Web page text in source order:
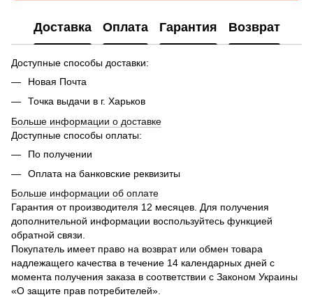
Доставка Оплата Гарантия Возврат
Доступные способы доставки:
Новая Почта
Точка выдачи в г. Харьков
Больше информации о доставке
Доступные способы оплаты:
По получении
Оплата на банковские реквизиты
Больше информации об оплате
Гарантия от производителя 12 месяцев. Для получения
дополнительной информации воспользуйтесь функцией
обратной связи.
Покупатель имеет право на возврат или обмен товара
надлежащего качества в течение 14 календарных дней с
момента получения заказа в соответствии с Законом Украины
«О защите прав потребителей».